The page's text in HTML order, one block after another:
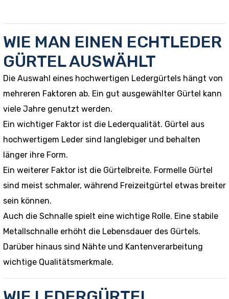
WIE MAN EINEN ECHTLEDER
GÜRTEL AUSWÄHLT
Die Auswahl eines hochwertigen Ledergürtels hängt von
mehreren Faktoren ab. Ein gut ausgewählter Gürtel kann
viele Jahre genutzt werden.
Ein wichtiger Faktor ist die Lederqualität. Gürtel aus
hochwertigem Leder sind langlebiger und behalten
länger ihre Form.
Ein weiterer Faktor ist die Gürtelbreite. Formelle Gürtel
sind meist schmaler, während Freizeitgürtel etwas breiter
sein können.
Auch die Schnalle spielt eine wichtige Rolle. Eine stabile
Metallschnalle erhöht die Lebensdauer des Gürtels.
Darüber hinaus sind Nähte und Kantenverarbeitung
wichtige Qualitätsmerkmale.